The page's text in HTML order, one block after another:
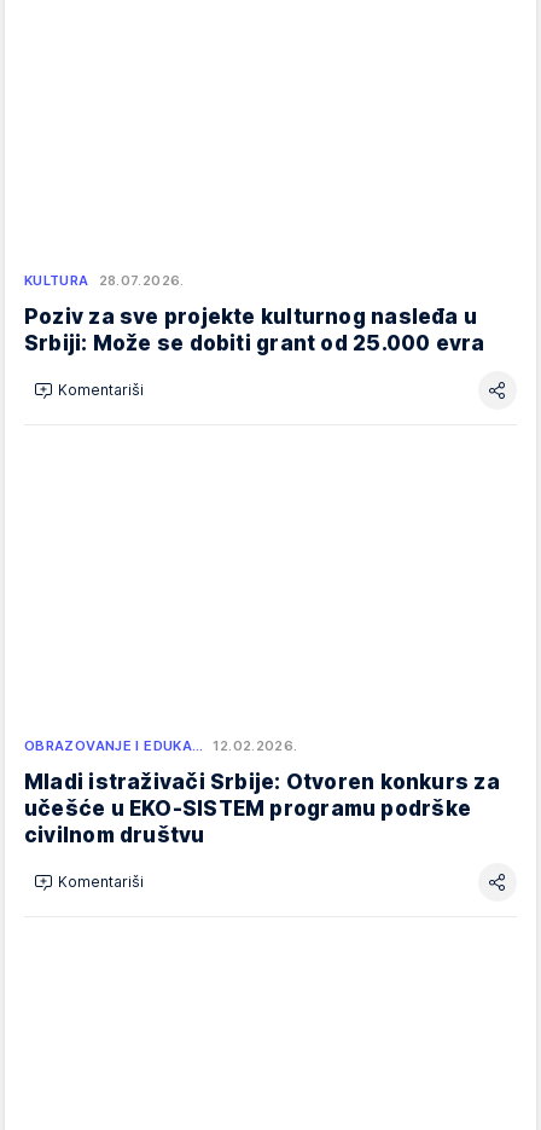
KULTURA 28.07.2026.
Poziv za sve projekte kulturnog nasleđa u
Srbiji: Može se dobiti grant od 25.000 evra
Komentariši
OBRAZOVANJE I EDUKA… 12.02.2026.
Mladi istraživači Srbije: Otvoren konkurs za
učešće u EKO-SISTEM programu podrške
civilnom društvu
Komentariši